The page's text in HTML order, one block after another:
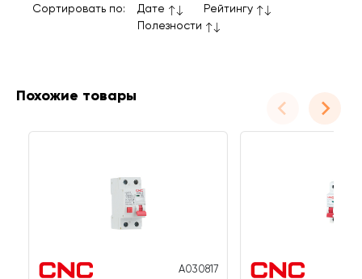
Сортировать по: Дате
Рейтингу
Полезности
Похожие товары
A030817